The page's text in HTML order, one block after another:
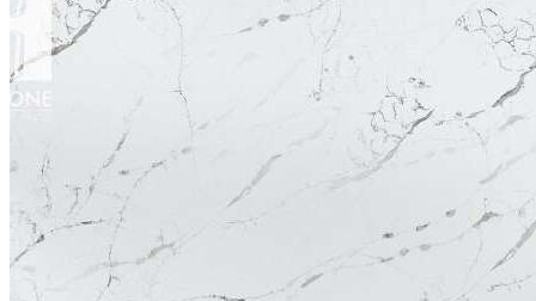
CÔNG TY CỔ PHẦN HSSTONE